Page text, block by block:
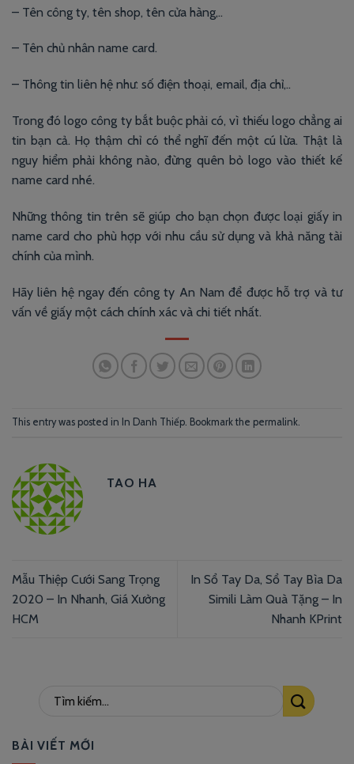
– Tên công ty, tên shop, tên cửa hàng,..
– Tên chủ nhân name card.
– Thông tin liên hệ như: số điện thoại, email, địa chỉ,..
Trong đó logo công ty bắt buộc phải có, vì thiếu logo chẳng ai
tin bạn cả. Họ thậm chỉ có thể nghĩ đến một cú lừa. Thật là
nguy hiểm phải không nào, đừng quên bỏ logo vào thiết kế
name card nhé.
Những thông tin trên sẽ giúp cho bạn chọn được loại giấy in
name card cho phù hợp với nhu cầu sử dụng và khả năng tài
chính của mình.
Hãy liên hệ ngay đến công ty An Nam để được hỗ trợ và tư
vấn về giấy một cách chính xác và chi tiết nhất.
This entry was posted in In Danh Thiếp . Bookmark the permalink
TAO HA
Mẫu Thiệp Cưới Sang Trọng
2020 – In Nhanh, Giá Xưởng
HCM
In Sổ Tay Da, Sổ Tay Bìa Da
Simili Làm Quà Tặng – In
Nhanh KPrint
BÀI VIẾT MỚI